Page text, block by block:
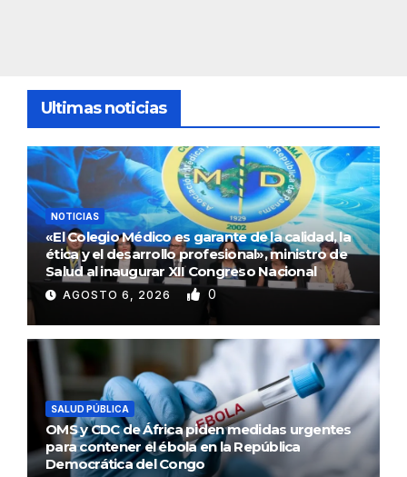
Ultimas noticias
NOTICIAS
«El Colegio Médico es garante de la calidad, la
ética y el desarrollo profesional», ministro de
Salud al inaugurar XII Congreso Nacional
AGOSTO 6, 2026 0
SALUD PÚBLICA
OMS y CDC de África piden medidas urgentes
para contener el ébola en la República
Democrática del Congo